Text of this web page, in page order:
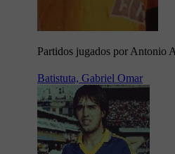
Partidos jugados por Antonio
Batistuta, Gabriel Omar